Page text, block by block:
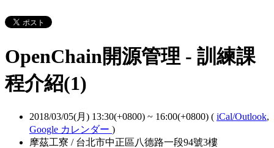
OpenChain開源管理 - 訓練課
程介紹(1)
2018/03/05(月) 13:30(+0800) ~ 16:00(+0800) ( iCal/Outlook,
Google カレンダー )
摩茲工寮 / 台北市中正區八德路一段94號3樓